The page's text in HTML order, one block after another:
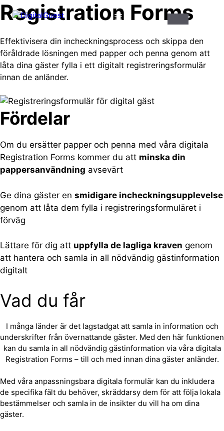
Hoppa
till
Meny
Registration Forms
Effektivisera din incheckningsprocess och skippa den
föråldrade lösningen med papper och penna genom att
låta dina gäster fylla i ett digitalt registreringsformulär
innan de anländer.
Fördelar
Om du ersätter papper och penna med våra digitala
Registration Forms kommer du att minska din
pappersanvändning avsevärt
Ge dina gäster en smidigare incheckningsupplevelse
genom att låta dem fylla i registreringsformuläret i
förväg
Lättare för dig att uppfylla de lagliga kraven genom
att hantera och samla in all nödvändig gästinformation
digitalt
Vad du får
I många länder är det lagstadgat att samla in information och
underskrifter från övernattande gäster. Med den här funktionen
kan du samla in all nödvändig gästinformation via våra digitala
Registration Forms – till och med innan dina gäster anländer.
Med våra anpassningsbara digitala formulär kan du inkludera
de specifika fält du behöver, skräddarsy dem för att följa lokala
bestämmelser och samla in de insikter du vill ha om dina
gäster.